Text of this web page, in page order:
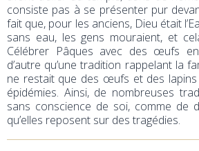
consiste pas à se présenter pur
fait que, pour les anciens, Dieu était
sans eau, les gens mouraient, et
Célébrer Pâques avec des œufs
d’autre qu’une tradition rappelant la
ne restait que des œufs et des
épidémies. Ainsi, de nombreuses
sans conscience de soi, comme de
qu’elles reposent sur des tragédies.